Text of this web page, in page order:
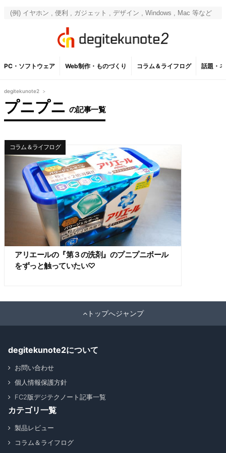
PC・ソフトウェア Web制作・ものづくり コラム＆ライフログ 話題・
degitekunote2 >
プニプニ の記事一覧
アリエールの『第３の洗剤』のプニプニボール
をずっと触っていたい♡
コラム＆ライフログ
トップへジャンプ
degitekunote2について
お問い合わせ
個人情報保護方針
FC2版デジテクノート記事一覧
カテゴリ一覧
製品レビュー
コラム＆ライフログ